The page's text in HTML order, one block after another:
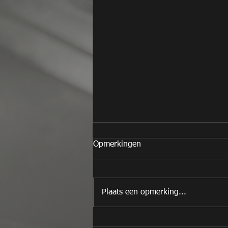
Opmerkingen
Plaats een opmerking...